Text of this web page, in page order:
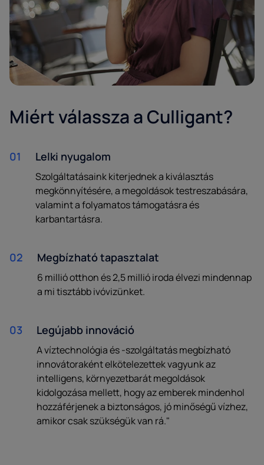
Miért válassza a Culligant?
01 Lelki nyugalom
Szolgáltatásaink kiterjednek a kiválasztás
megkönnyítésére, a megoldások testreszabására,
valamint a folyamatos támogatásra és
karbantartásra.
02 Megbízható tapasztalat
6 millió otthon és 2,5 millió iroda élvezi mindennap
a mi tisztább ivóvizünket.
03 Legújabb innováció
A víztechnológia és -szolgáltatás megbízható
innovátoraként elkötelezettek vagyunk az
intelligens, környezetbarát megoldások
kidolgozása mellett, hogy az emberek mindenhol
hozzáférjenek a biztonságos, jó minőségű vízhez,
amikor csak szükségük van rá."